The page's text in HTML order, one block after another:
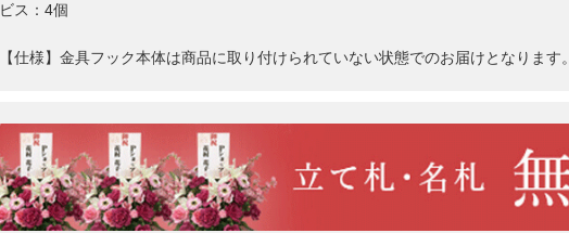
ビス：4個
【仕様】金具フック本体は商品に取り付けられていない状態でのお届けとなります。